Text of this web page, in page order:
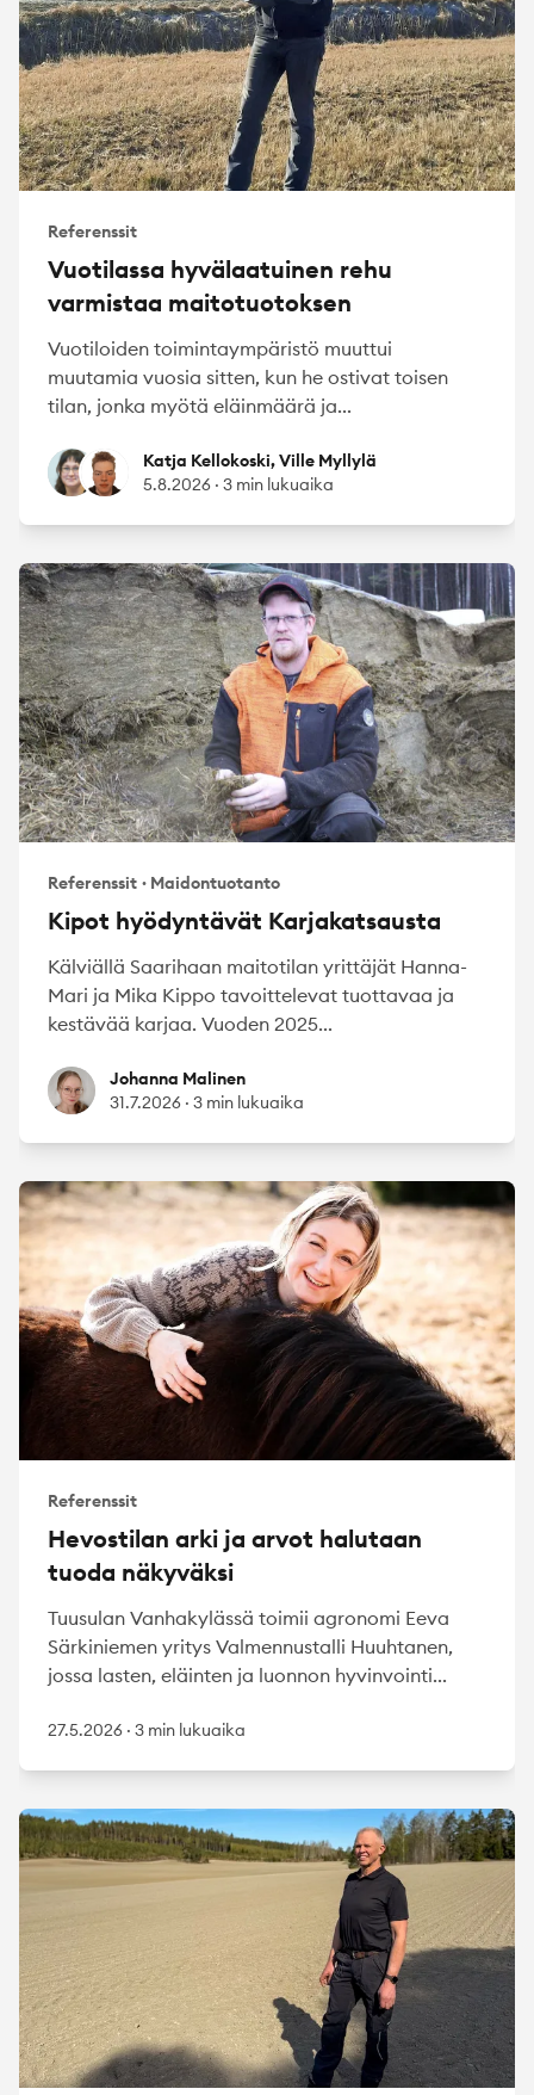
Referenssit
Vuotilassa hyvälaatuinen rehu
varmistaa maitotuotoksen
Vuotiloiden toimintaympäristö muuttui
muutamia vuosia sitten, kun he ostivat toisen
tilan, jonka myötä eläinmäärä ja...
Katja Kellokoski
Ville MyllyläKatja Kellokoski, Ville Myllylä
5.8.2026 · 3 min lukuaika
Referenssit · Maidontuotanto
Kipot hyödyntävät Karjakatsausta
Kälviällä Saarihaan maitotilan yrittäjät Hanna-
Mari ja Mika Kippo tavoittelevat tuottavaa ja
kestävää karjaa. Vuoden 2025...
Johanna Malinen
Johanna Malinen
31.7.2026 · 3 min lukuaika
Referenssit
Hevostilan arki ja arvot halutaan
tuoda näkyväksi
Tuusulan Vanhakylässä toimii agronomi Eeva
Särkiniemen yritys Valmennustalli Huuhtanen,
jossa lasten, eläinten ja luonnon hyvinvointi...
27.5.2026 · 3 min lukuaika